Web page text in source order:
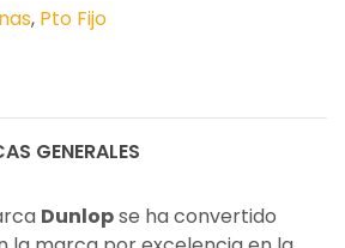
, Pto Fijo
GENERALES
Dunlopse ha convertido